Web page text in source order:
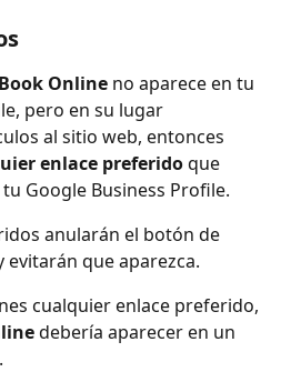
Book Online no aparece en tu
pero en su lugar
al sitio web, entonces
enlace preferido que
Google Business Profile.
anularán el botón de
evitarán que aparezca.
cualquier enlace preferido,
debería aparecer en un